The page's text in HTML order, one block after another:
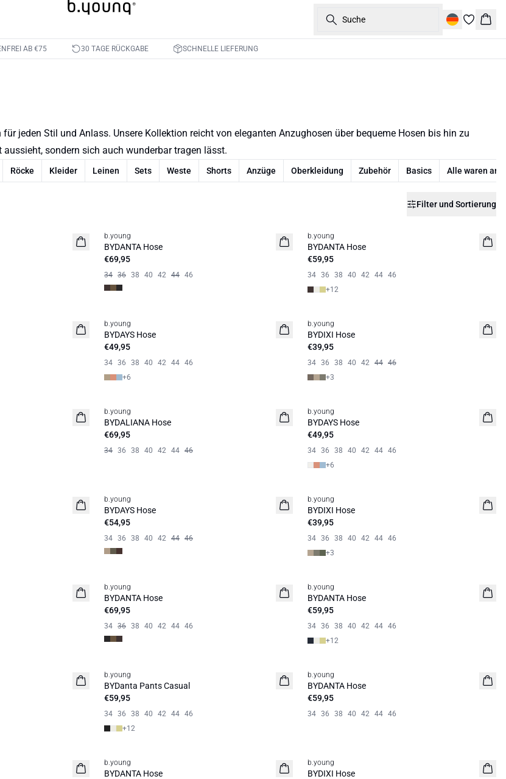
Suche
AB €75 30 TAGE RÜCKGABE SCHNELLE LIEFERUNG
jeden Stil und Anlass. Unsere Kollektion reicht von eleganten Anzughosen über bequeme Hosen bis hin zu
sondern sich auch wunderbar tragen lässt.
Röcke Kleider Leinen Sets Weste Shorts Anzüge Oberkleidung Zubehör Basics Alle waren
Filter und Sortierung
Neuheit
b.young
BYDANTA Hose
€69,95
34 36 38 40 42 44 46
Neuheit
b.young
BYDANTA Hose
€59,95
34 36 38 40 42 44 46
+12
Basic
b.young
BYDAYS Hose
€49,95
34 36 38 40 42 44 46
+6
Neuheit
b.young
BYDIXI Hose
€39,95
34 36 38 40 42 44 46
+3
Neuheit
b.young
BYDALIANA Hose
€69,95
34 36 38 40 42 44 46
Basic
b.young
BYDAYS Hose
€49,95
34 36 38 40 42 44 46
+6
Neuheit
b.young
BYDAYS Hose
€54,95
34 36 38 40 42 44 46
Basic
b.young
BYDIXI Hose
€39,95
34 36 38 40 42 44 46
+3
Neuheit
b.young
BYDANTA Hose
€69,95
34 36 38 40 42 44 46
Basic
b.young
BYDANTA Hose
€59,95
34 36 38 40 42 44 46
+12
Basic
b.young
BYDanta Pants Casual
€59,95
34 36 38 40 42 44 46
+12
Neuheit
b.young
BYDANTA Hose
€59,95
34 36 38 40 42 44 46
Basic
b.young
BYDANTA Hose
b.young
BYDIXI Hose